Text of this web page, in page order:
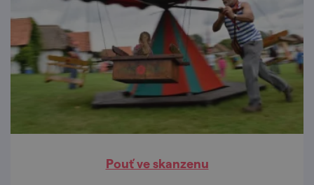
Pouť ve skanzenu